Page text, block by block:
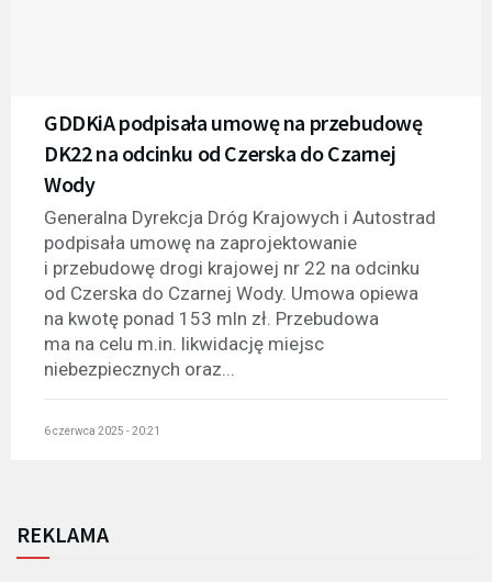
GDDKiA podpisała umowę na przebudowę
DK22 na odcinku od Czerska do Czarnej
Wody
Generalna Dyrekcja Dróg Krajowych i Autostrad
podpisała umowę na zaprojektowanie
i przebudowę drogi krajowej nr 22 na odcinku
od Czerska do Czarnej Wody. Umowa opiewa
na kwotę ponad 153 mln zł. Przebudowa
ma na celu m.in. likwidację miejsc
niebezpiecznych oraz...
6 czerwca 2025 - 20:21
REKLAMA